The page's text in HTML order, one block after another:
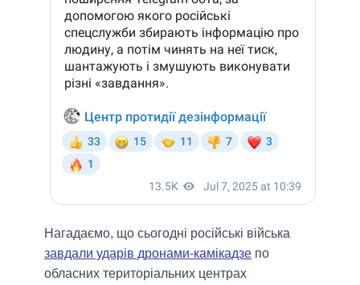
Нагадаємо, що сьогодні російські війська
завдали ударів дронами-камікадзе по
обласних територіальних центрах